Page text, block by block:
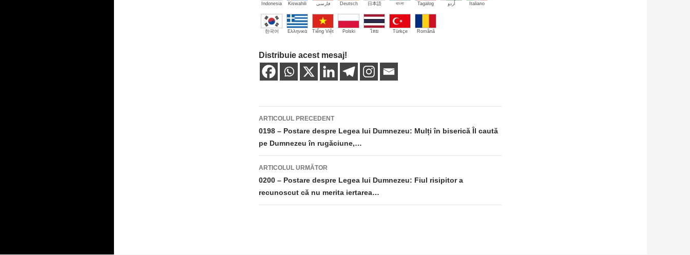
Indonesia Kiswahili فارسی Deutsch 日本語 বাংলা Tagalog اُردو Italiano
한국어 Ελληνικά Tiếng Việt Polski ไทย Türkçe Română
Distribuie acest mesaj!
Navigare
în
articole
ARTICOLUL PRECEDENT
0198 – Postare despre Legea lui Dumnezeu: Mulți în biserică Îl caută
pe Dumnezeu în rugăciune,…
ARTICOLUL URMĂTOR
0200 – Postare despre Legea lui Dumnezeu: Fiul risipitor a
recunoscut că nu merita iertarea…